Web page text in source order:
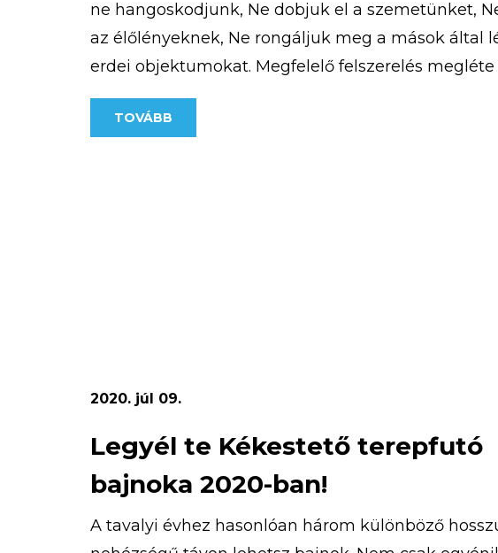
ne hangoskodjunk, Ne dobjuk el a szemetünket,
az élőlényeknek, Ne rongáljuk meg a mások által
erdei objektumokat. Megfelelő felszerelés megléte
Fontos, hogy akár hosszabb, akár rövidebb túrát […]
TOVÁBB
2020. júl 09.
Legyél te Kékestető terepfutó
bajnoka 2020-ban!
A tavalyi évhez hasonlóan három különböző